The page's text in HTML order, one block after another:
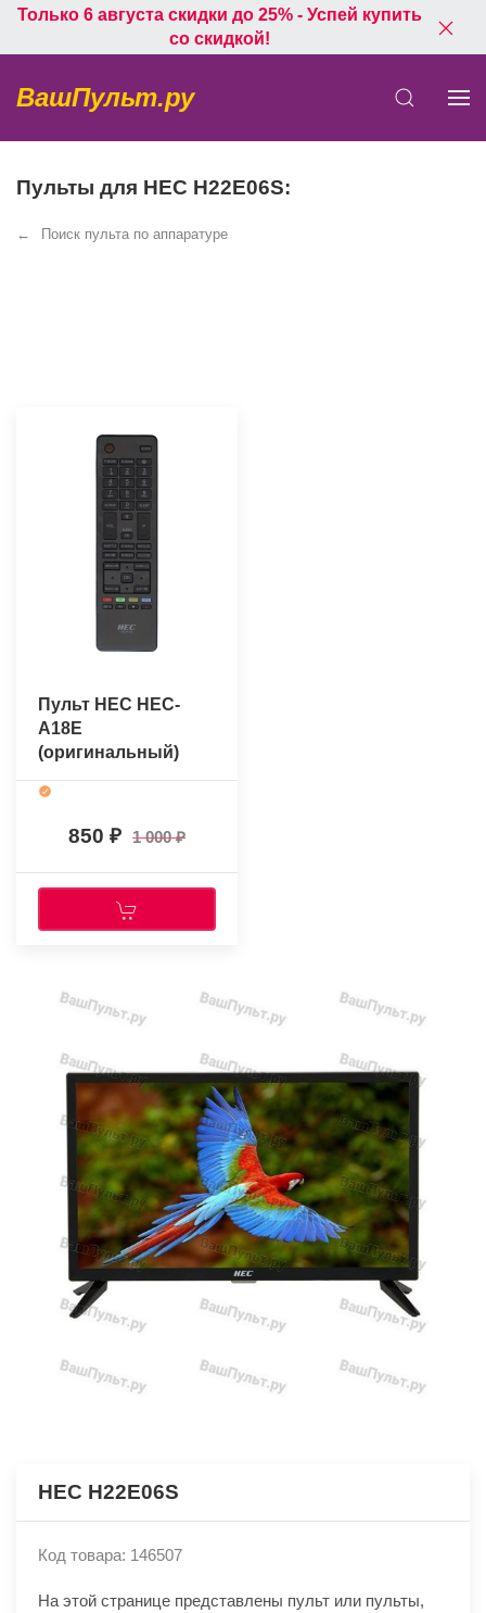
Только 6 августа скидки до 25% - Успей купить
со скидкой!
ВашПульт.ру
Пульты для HEC H22E06S:
Поиск пульта по аппаратуре
Пульт HEC HEC-
A18E
(оригинальный)
850 1 000
HEC H22E06S
Код товара: 146507
На этой странице представлены пульт или пульты,